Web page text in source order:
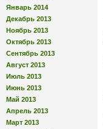
Январь 2014
Декабрь 2013
Ноябрь 2013
Октябрь 2013
Сентябрь 2013
Август 2013
Июль 2013
Июнь 2013
Май 2013
Апрель 2013
Март 2013